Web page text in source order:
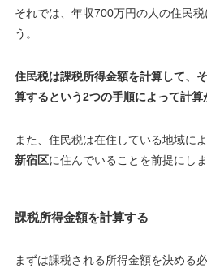
それでは、年収700万円の人の住民
う。
住民税は課税所得金額を計算して、
算するという2つの手順によって計算
また、住民税は在住している地域に
新宿区に住んでいることを前提にしま
課税所得金額を計算する
まずは課税される所得金額を決める